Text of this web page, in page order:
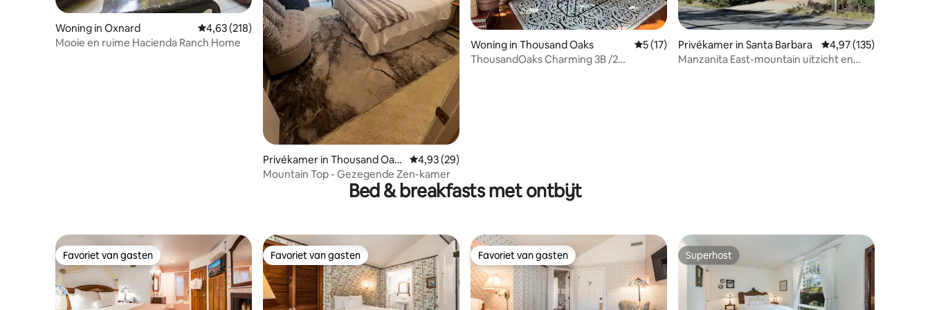
Woning in Oxnard Gemiddelde beoordeling van 4,63 op 5, 218 recensies
4,63 (218)
Mooie en ruime Hacienda Ranch Home
Privékamer in Thousand Oak
s
Gemiddelde beoordeling van 4,93 op 5, 29 recensies
4,93 (29)
Mountain Top - Gezegende Zen-kamer
Woning in Thousand Oaks Gemiddelde beoordeling van 5 op 5, 17 recensies
5 (17)
ThousandOaks Charming 3B /2
Privékamer in Santa Barbara Gemiddelde
4,97 (135)
Manzanita East-mountain uitzicht en
Bed & breakfasts met ontbijt
Favoriet van gasten
Favoriet van gasten Favoriet van gasten
Favoriet van gasten Favoriet van gasten
Favoriet van gasten Superhost
Superhost